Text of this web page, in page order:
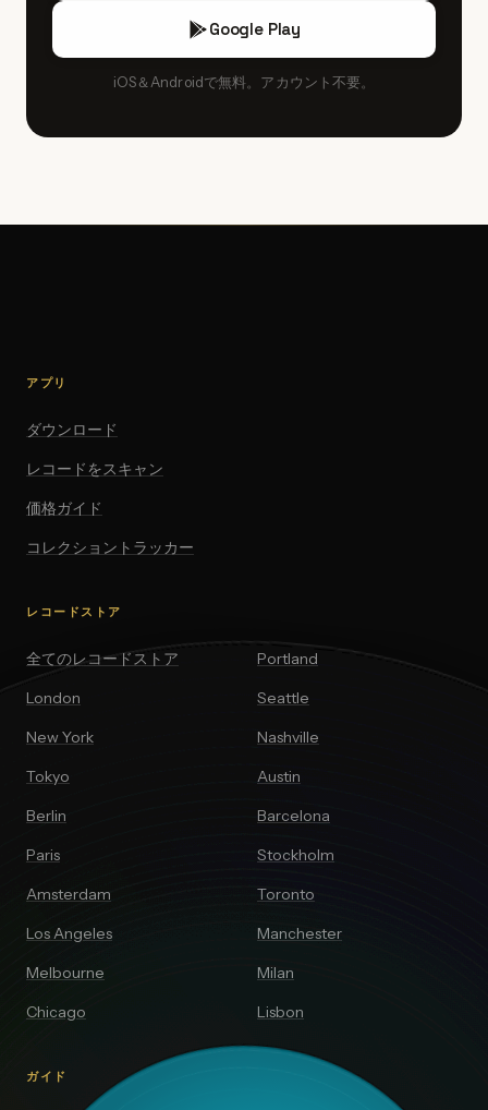
Google Play
iOS＆Androidで無料。アカウント不要。
アプリ
ダウンロード
レコードをスキャン
価格ガイド
コレクショントラッカー
レコードストア
全てのレコードストア
London
New York
Tokyo
Berlin
Paris
Amsterdam
Los Angeles
Melbourne
Chicago
Portland
Seattle
Nashville
Austin
Barcelona
Stockholm
Toronto
Manchester
Milan
Lisbon
ガイド